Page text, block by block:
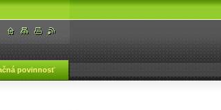
povinnosť